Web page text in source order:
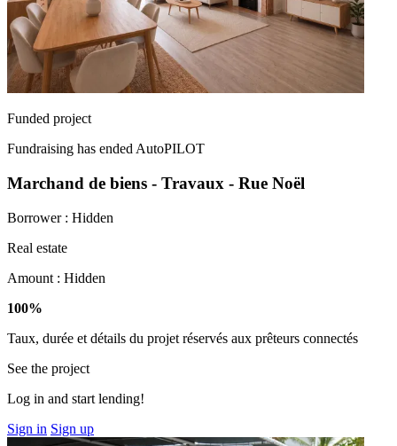
Funded project
Fundraising has ended AutoPILOT
Marchand de biens - Travaux - Rue Noël
Borrower : Hidden
Real estate
Amount : Hidden
100%
Taux, durée et détails du projet réservés aux prêteurs connectés
See the project
Log in and start lending!
Sign in Sign up